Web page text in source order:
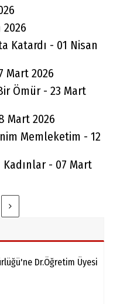
Katardı - 01 Nisan
Mart 2026
Ömür - 23 Mart
Mart 2026
Memleketim - 12
Kadınlar - 07 Mart
Dr.Öğretim Üyesi